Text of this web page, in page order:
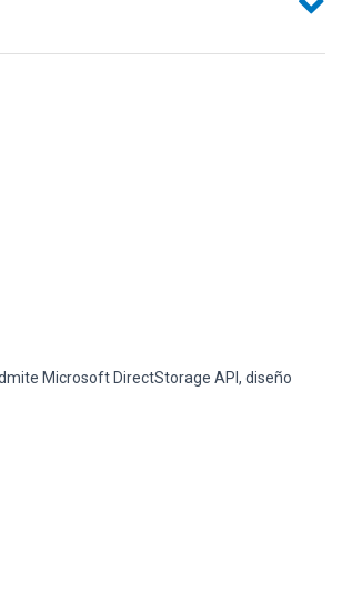
Microsoft DirectStorage API, diseño